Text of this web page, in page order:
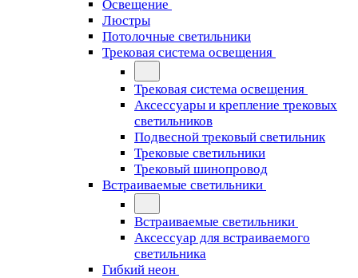
Освещение
Люстры
Потолочные светильники
Трековая система освещения
Трековая система освещения
Аксессуары и крепление трековых
светильников
Подвесной трековый светильник
Трековые светильники
Трековый шинопровод
Встраиваемые светильники
Встраиваемые светильники
Аксессуар для встраиваемого
светильника
Гибкий неон